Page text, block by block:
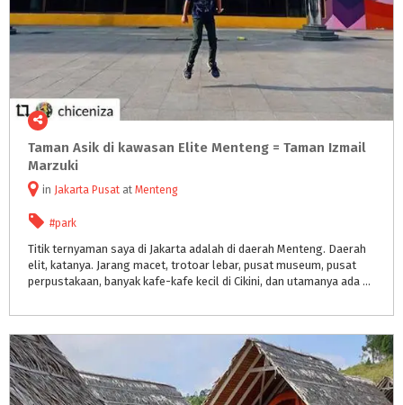
Taman Asik di kawasan Elite Menteng = Taman Izmail
Marzuki
in Jakarta Pusat at Menteng
#park
Titik ternyaman saya di Jakarta adalah di daerah Menteng. Daerah
elit, katanya. Jarang macet, trotoar lebar, pusat museum, pusat
perpustakaan, banyak kafe-kafe kecil di Cikini, dan utamanya ada Taman Ismail Marzuki